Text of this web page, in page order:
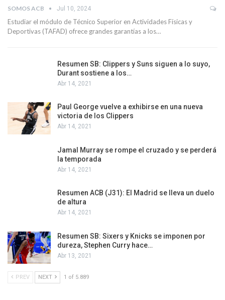
SOMOS ACB Jul 10, 2024
Estudiar el módulo de Técnico Superior en Actividades Físicas y
Deportivas (TAFAD) ofrece grandes garantías a los…
Resumen SB: Clippers y Suns siguen a lo suyo,
Durant sostiene a los…
Abr 14, 2021
Paul George vuelve a exhibirse en una nueva
victoria de los Clippers
Abr 14, 2021
Jamal Murray se rompe el cruzado y se perderá
la temporada
Abr 14, 2021
Resumen ACB (J31): El Madrid se lleva un duelo
de altura
Abr 14, 2021
Resumen SB: Sixers y Knicks se imponen por
dureza, Stephen Curry hace…
Abr 13, 2021
PREV NEXT 1 of 5.889